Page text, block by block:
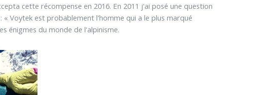
cette récompense en 2016. En 2011 j'ai posé une question
« Voytek est probablement l'homme qui a le plus marqué
énigmes du monde de l'alpinisme.